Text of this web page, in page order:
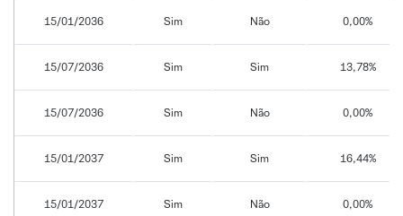
15/01/2036 Sim Não 0,00%
15/07/2036 Sim Sim 13,78%
15/07/2036 Sim Não 0,00%
15/01/2037 Sim Sim 16,44%
15/01/2037 Sim Não 0,00%